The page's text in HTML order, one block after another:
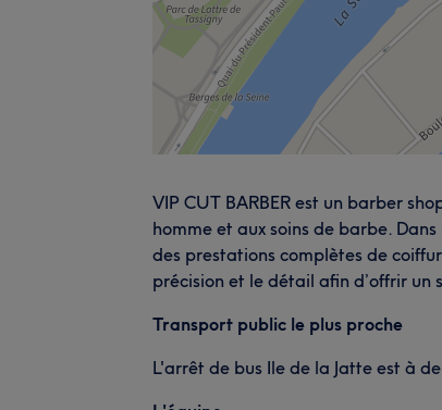
VIP CUT BARBER est un barber
homme et aux soins de barbe.
des prestations complètes de
précision et le détail afin d’offrir
Transport public le plus proche
L'arrêt de bus Ile de la Jatte est à